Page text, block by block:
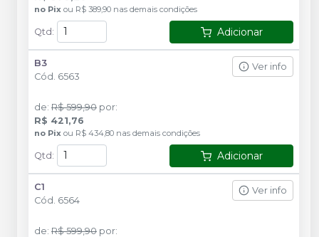
no Pix ou R$ 389,90 nas demais condições
Qtd : Adicionar
B3
Cód. 6563
Ver info
de: R$ 599,90 por:
R$ 421,76
no Pix ou R$ 434,80 nas demais condições
Qtd : Adicionar
C1
Cód. 6564
Ver info
de: R$ 599,90 por: